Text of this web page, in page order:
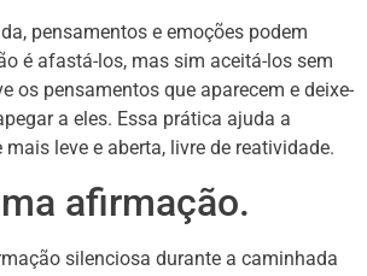
pensamentos e emoções podem
é afastá-los, mas sim aceitá-los sem
os pensamentos que aparecem e deixe-
a eles. Essa prática ajuda a
leve e aberta, livre de reatividade.
afirmação.
silenciosa durante a caminhada